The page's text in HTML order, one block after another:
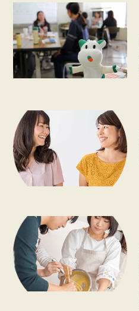
組合員活動
平和と国際連帯
くらし
お米の出前授業
ぱる★キッズ
パルシステムでんき
広報
復興支援
消費者
福祉
陽だまり
地場野菜
2022年
2021年
2020年
2019年
2017年
2016年
2015年
2014年
2012年
2011年